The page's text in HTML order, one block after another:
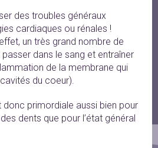
des troubles généraux
cardiaques ou rénales !
un très grand nombre de
dans le sang et entraîner
de la membrane qui
du coeur).
donc primordiale aussi bien pour
dents que pour l’état général